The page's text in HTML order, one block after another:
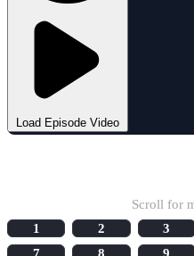
Load Episode Video
Scroll for
1
2 3